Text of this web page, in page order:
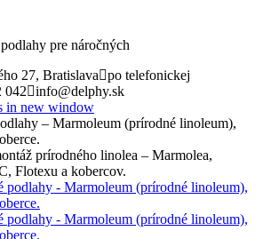
pre náročných
27, Bratislava
po telefonickej
042
info@delphy.sk
in new window
– Marmoleum (prírodné linoleum),
prírodného linolea – Marmolea,
Flotexu a kobercov.